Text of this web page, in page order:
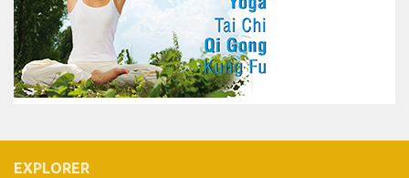
EXPLORER